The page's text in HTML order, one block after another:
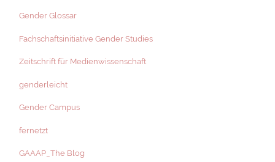
Gender Glossar
Fachschaftsinitiative Gender Studies
Zeitschrift für Medienwissenschaft
genderleicht
Gender Campus
fernetzt
GAAAP_The Blog